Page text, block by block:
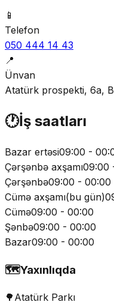
📱
Telefon
050 444 14 43
📍
Ünvan
Atatürk prospekti, 6a,
🕐İş saatları
Bazar ertəsi09:00 -
Çərşənbə axşamı09:00
Çərşənbə09:00 - 00:00
Cümə axşamı(bu gün)
Cümə09:00 - 00:00
Şənbə09:00 - 00:00
Bazar09:00 - 00:00
🗺️Yaxınlıqda
🌳 Atatürk Parkı